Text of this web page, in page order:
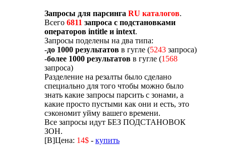
Запросы для парсинга RU каталогов.
Всего 6811 запроса с подстановками
операторов intitle и intext.
Запросы поделены на два типа:
-до 1000 результатов в гугле (5243 запроса)
-более 1000 результатов в гугле (1568
запроса)
Разделение на резалты было сделано
специально для того чтобы можно было
знать какие запросы парсить с зонами, а
какие просто пустыми как они и есть, это
сэкономит уйму вашего времени.
Все запросы идут БЕЗ ПОДСТАНОВОК
ЗОН.
[B]Цена: 14$ - купить